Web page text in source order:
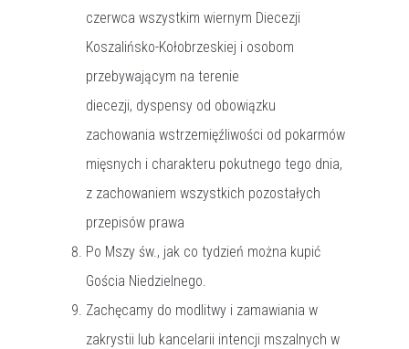
czerwca wszystkim wiernym Diecezji
Koszalińsko-Kołobrzeskiej i osobom
przebywającym na terenie
diecezji, dyspensy od obowiązku
zachowania wstrzemięźliwości od pokarmów
mięsnych i charakteru pokutnego tego dnia,
z zachowaniem wszystkich pozostałych
przepisów prawa
Po Mszy św., jak co tydzień można kupić
Gościa Niedzielnego.
Zachęcamy do modlitwy i zamawiania w
zakrystii lub kancelarii intencji mszalnych w